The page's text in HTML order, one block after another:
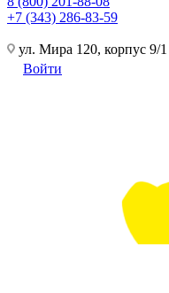
+7 (343) 286-83-59
ул. Мира 120, корпус 9/1
Войти